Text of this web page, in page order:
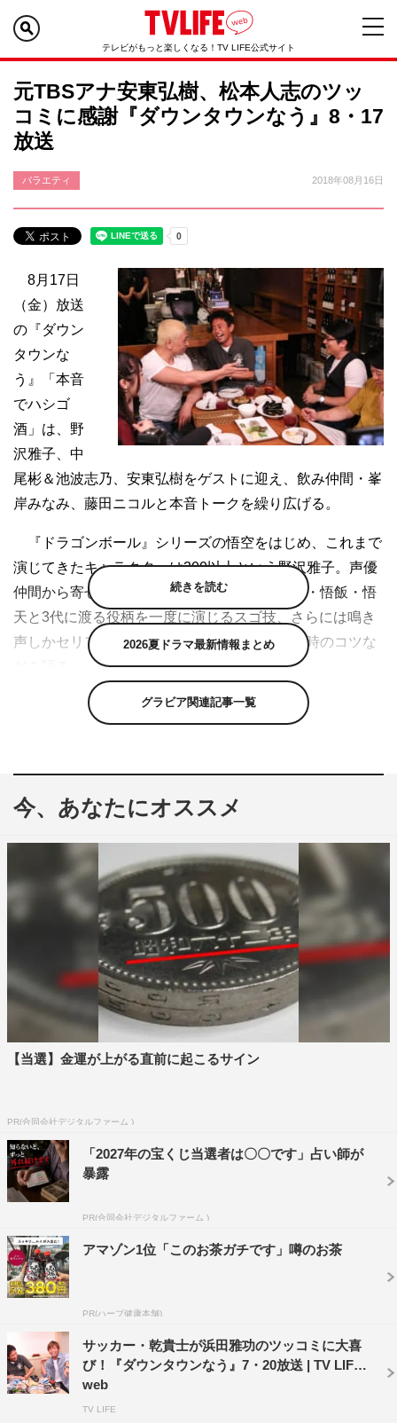
テレビがもっと楽しくなる！TV LIFE公式サイト
元TBSアナ安東弘樹、松本人志のツッ
コミに感謝『ダウンタウンなう』8・17
放送
バラエティ 2018年08月16日
8月17日
（金）放送
の『ダウン
タウンな
う』「本音
でハシゴ
酒」は、野
沢雅子、中
尾彬＆池波志乃、安東弘樹をゲストに迎え、飲み仲間・峯
岸みなみ、藤田ニコルと本音トークを繰り広げる。
『ドラゴンボール』シリーズの悟空をはじめ、これまで
演じてきたキャラクターは300以上という野沢雅子。声優
仲間から寄せられた“悟空語”誕生の秘話、悟空・悟飯・悟
天と3代に渡る役柄を一度に演じるスゴ技、さらには鳴き
声しかセリフがなかった“ラスカル”役を演じる時のコツな
野沢からは実際のキャラの声を駆使しながら、まさ
仕事人ぶりにはダウンタウンの2人もびっくり。さらに、
喉のケアはしない、20年以上風邪をひいたこともないとい
中尾彬、池波志乃夫妻は話題になった終活を語る。葬式
もやらないという中尾は「俺がいないのに何でお別れやん
のよ」とキッパリ。トレードマークの“ねじねじ”も200本
処分し、お墓まで用意したという中尾の終活話に、一同は
興味深々で聞き入る。
芸能界を代表するおしどり夫婦の2人だが、妻・志乃に
は中尾に対する積年の不満もあるようで、強面な中尾が志
乃に見せる「年とともに甘ったれになってきた」という意
今年4月にフリーに転身したアナウンサー・安東弘樹
は、フリーになった理由から話し始めるが、話の長さを松
本人志からツッコまれる。
剰なところがタレント向き」とタレコミが寄せられる。マ
ネージャーからは「話が長すぎて結局伝わらない」と指摘
され、松本も思わず「はい、それ！」と声を上げる。
クの癖”を本人まで納得する事態に。最後には「今日は本
当にこの番組来てよかった」という安東に、松本も安東の
新たな可能性を示唆する。
続きを読む
2026夏ドラマ最新情報まとめ
グラビア関連記事一覧
今、あなたにオススメ
【当選】金運が上がる直前に起こるサイン
PR(合同会社デジタルファーム )
「2027年の宝くじ当選者は〇〇です」占い師が
暴露
PR(合同会社デジタルファーム )
アマゾン1位「このお茶ガチです」噂のお茶
PR(ハーブ健康本舗)
サッカー・乾貴士が浜田雅功のツッコミに大喜
び！『ダウンタウンなう』7・20放送 | TV LIFE
web
TV LIFE